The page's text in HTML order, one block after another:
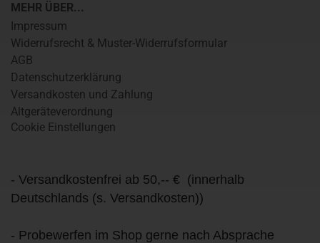
MEHR ÜBER...
Impressum
Widerrufsrecht & Muster-Widerrufsformular
AGB
Datenschutzerklärung
Versandkosten und Zahlung
Altgeräteverordnung
Cookie Einstellungen
- Versandkostenfrei ab 50,-- € (innerhalb
Deutschlands (s. Versandkosten))
- Probewerfen im Shop gerne nach Absprache